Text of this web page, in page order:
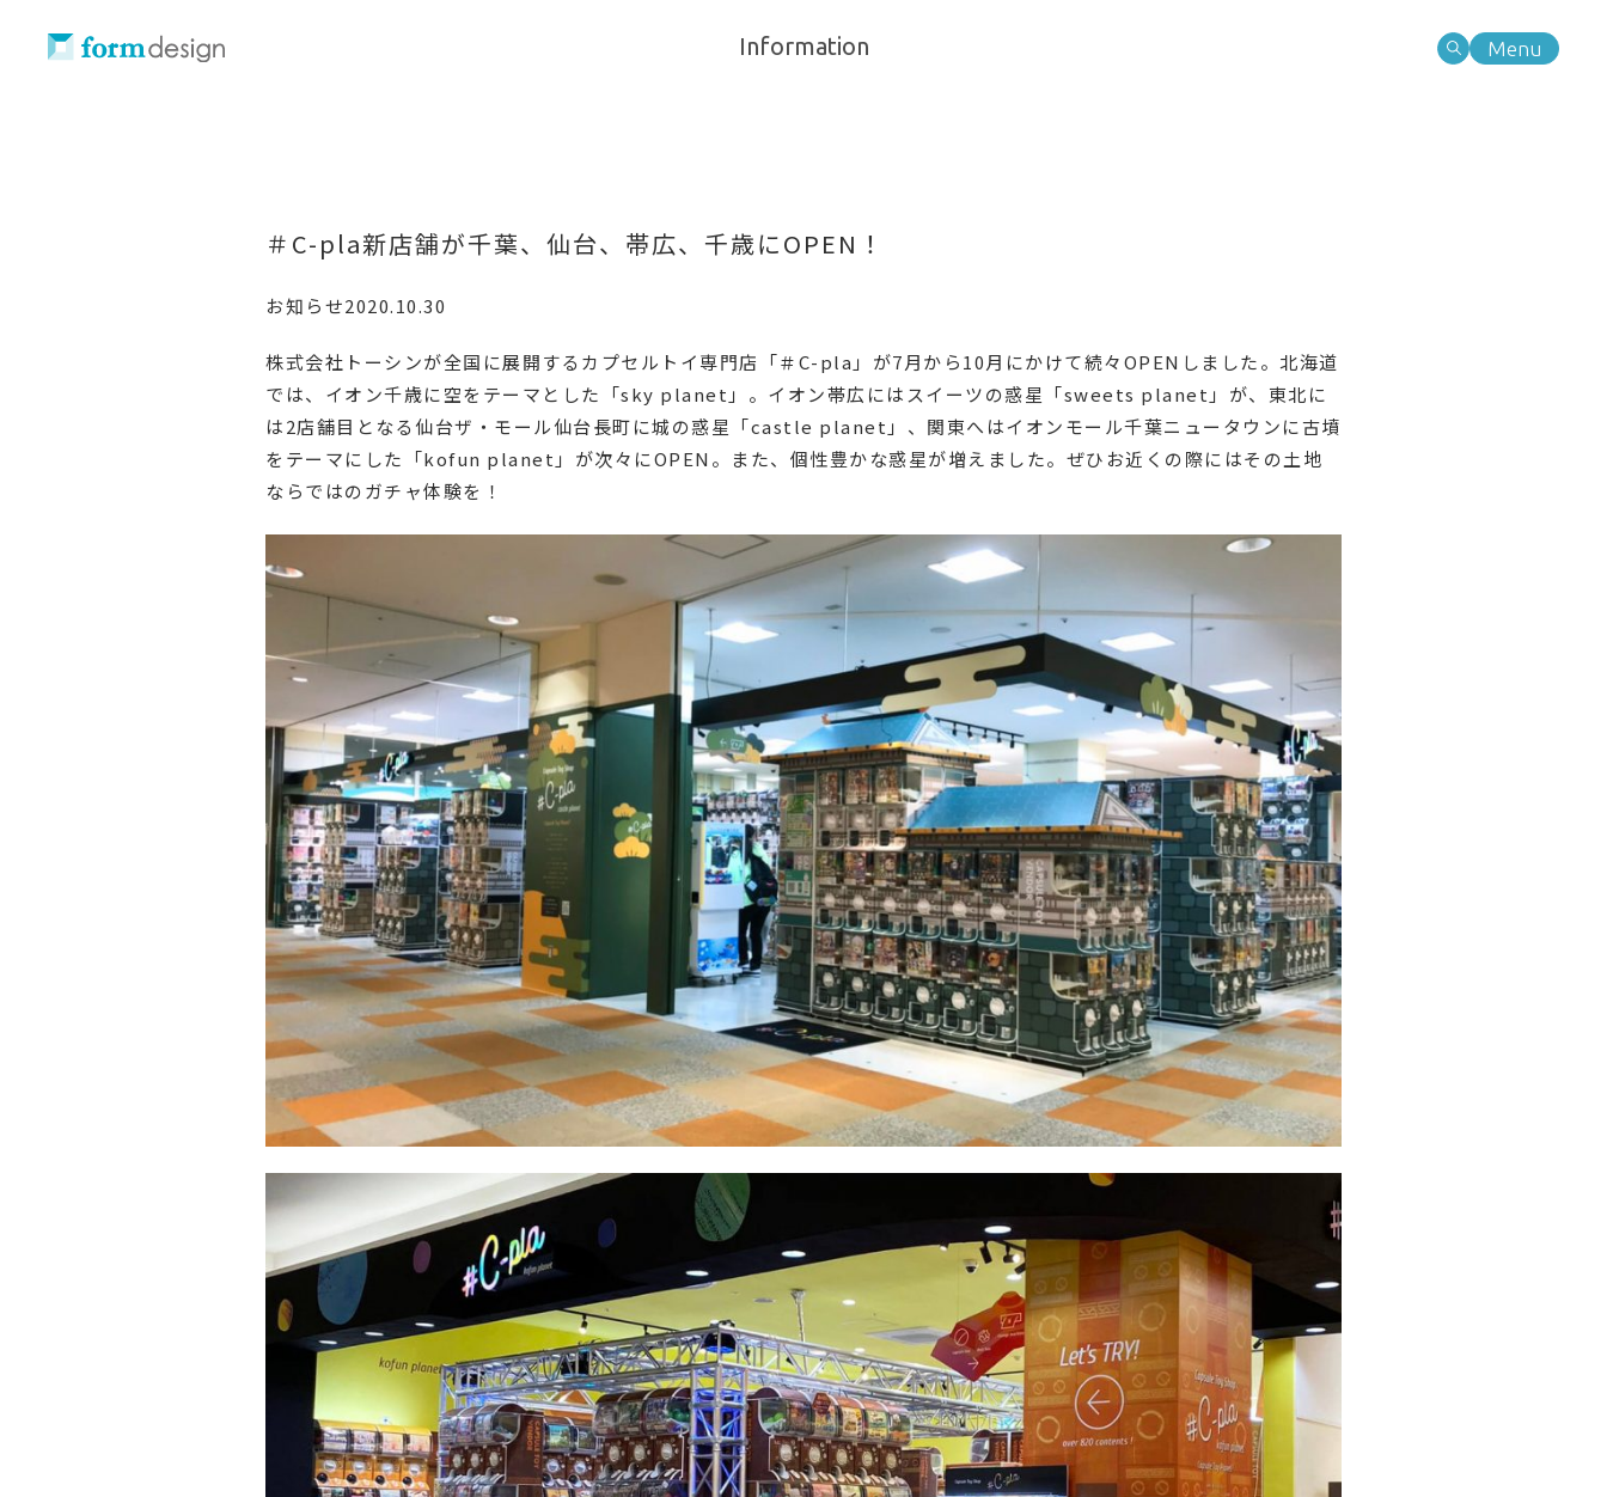
Menu
Type of business Type of needs
Information
＃C-pla新店舗が千葉、仙台、帯広、千歳にOPEN！
お知らせ2020.10.30
株式会社トーシンが全国に展開するカプセルトイ専門店「＃C-pla」が7月から10月にかけて続々OPENしました。北海道
では、イオン千歳に空をテーマとした「sky planet」。イオン帯広にはスイーツの惑星「sweets planet」が、東北に
は2店舗目となる仙台ザ・モール仙台長町に城の惑星「castle planet」、関東へはイオンモール千葉ニュータウンに古墳
をテーマにした「kofun planet」が次々にOPEN。また、個性豊かな惑星が増えました。ぜひお近くの際にはその土地
ならではのガチャ体験を！